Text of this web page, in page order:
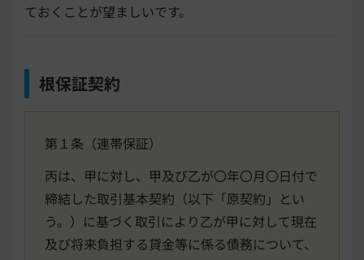
ておくことが望ましいです。
根保証契約
第１条（連帯保証）
丙は、甲に対し、甲及び乙が〇年〇月〇日付で
締結した取引基本契約（以下「原契約」とい
う。）に基づく取引により乙が甲に対して現在
及び将来負担する貸金等に係る債務について、